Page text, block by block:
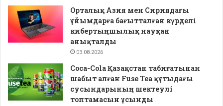
Орталық Азия мен Сириядағы
ұйымдарға бағытталған күрделі
кибертыңшылық науқан
анықталды
03.08.2026
Coca-Cola Қазақстан табиғатынан
шабыт алған Fuse Tea құтыдағы
сусындарының шектеулі
топтамасын ұсынды